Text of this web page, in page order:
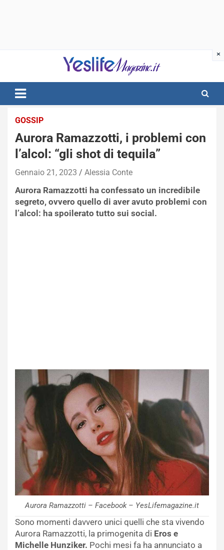
notizie di intrattenimento
GOSSIP
Aurora Ramazzotti, i problemi con
l’alcol: “gli shot di tequila”
Gennaio 21, 2023 Alessia Conte
Aurora Ramazzotti ha confessato un incredibile
segreto, ovvero quello di aver avuto problemi con
l’alcol: ha spoilerato tutto sui social.
Aurora Ramazzotti – Facebook – YesLifemagazine.it
Sono momenti davvero unici quelli che sta vivendo
Aurora Ramazzotti, la primogenita di Eros e
Michelle Hunziker. Pochi mesi fa ha annunciato a